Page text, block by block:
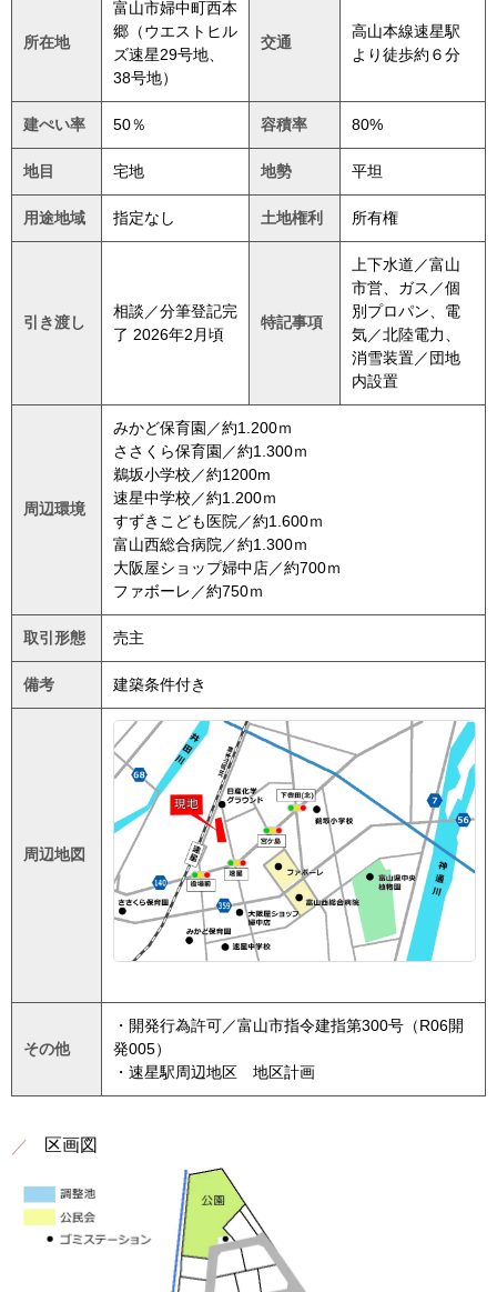
所在地
富山市婦中町西本
郷（ウエストヒル
ズ速星29号地、
38号地）
交通
高山本線速星駅
より徒歩約６分
建ぺい率 50％ 容積率 80%
地目 宅地 地勢 平坦
用途地域 指定なし 土地権利 所有権
引き渡し
相談／分筆登記完
了 2026年2月頃
特記事項
上下水道／富山
市営、ガス／個
別プロパン、電
気／北陸電力、
消雪装置／団地
内設置
周辺環境
みかど保育園／約1.200ｍ
ささくら保育園／約1.300ｍ
鵜坂小学校／約1200m
速星中学校／約1.200ｍ
すずきこども医院／約1.600ｍ
富山西総合病院／約1.300ｍ
大阪屋ショップ婦中店／約700ｍ
ファボーレ／約750ｍ
取引形態 売主
備考 建築条件付き
周辺地図
その他
・開発行為許可／富山市指令建指第300号（R06開
発005）
・速星駅周辺地区 地区計画
区画図